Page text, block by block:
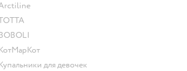
Arctiline
ТОТТА
BOBOLI
КотМарКот
Купальники для девочек